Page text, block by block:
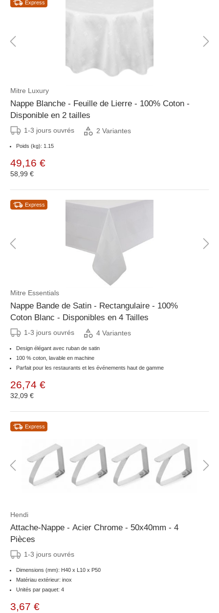
Express
Mitre Luxury
Nappe Blanche - Feuille de Lierre - 100% Coton -
Disponible en 2 tailles
1-3 jours ouvrés 2 Variantes
Poids (kg): 1.15
49,16 €
58,99 €
Express
Mitre Essentials
Nappe Bande de Satin - Rectangulaire - 100%
Coton Blanc - Disponibles en 4 Tailles
1-3 jours ouvrés 4 Variantes
Design élégant avec ruban de satin
100 % coton, lavable en machine
Parfait pour les restaurants et les événements haut de gamme
26,74 €
32,09 €
Express
Hendi
Attache-Nappe - Acier Chrome - 50x40mm - 4
Pièces
1-3 jours ouvrés
Dimensions (mm): H40 x L10 x P50
Matériau extérieur: inox
Unités par paquet: 4
3,67 €